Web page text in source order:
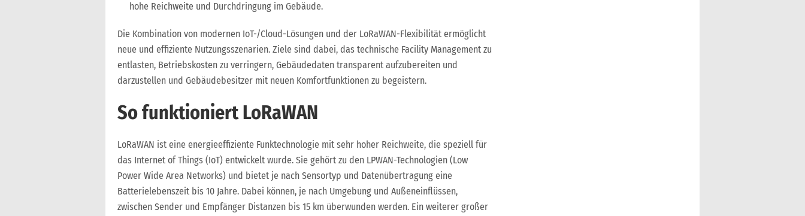
hohe Reichweite und Durchdringung im Gebäude.
Die Kombination von modernen IoT-/Cloud-Lösungen und der LoRaWAN-Flexibilität ermöglicht
neue und effiziente Nutzungsszenarien. Ziele sind dabei, das technische Facility Management zu
entlasten, Betriebskosten zu verringern, Gebäudedaten transparent aufzubereiten und
darzustellen und Gebäudebesitzer mit neuen Komfortfunktionen zu begeistern.
So funktioniert LoRaWAN
LoRaWAN ist eine energieeffiziente Funktechnologie mit sehr hoher Reichweite, die speziell für
das Internet of Things (IoT) entwickelt wurde. Sie gehört zu den LPWAN-Technologien (Low
Power Wide Area Networks) und bietet je nach Sensortyp und Datenübertragung eine
Batterielebenszeit bis 10 Jahre. Dabei können, je nach Umgebung und Außeneinflüssen,
zwischen Sender und Empfänger Distanzen bis 15 km überwunden werden. Ein weiterer großer